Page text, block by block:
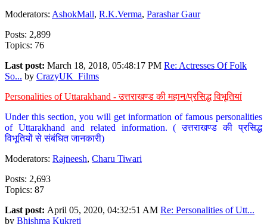
Moderators: AshokMall, R.K.Verma, Parashar Gaur
Posts: 2,899
Topics: 76
Last post: March 18, 2018, 05:48:17 PM Re: Actresses Of Folk
So... by CrazyUK_Films
Personalities of Uttarakhand - उत्तराखण्ड की महान/प्रसिद्ध विभूतियां
Under this section, you will get information of famous personalities
of Uttarakhand and related information. ( उत्तराखण्ड की प्रसिद्ध
विभूतियों से संबंधित जानकारी)
Moderators: Rajneesh, Charu Tiwari
Posts: 2,693
Topics: 87
Last post: April 05, 2020, 04:32:51 AM Re: Personalities of Utt...
by Bhishma Kukreti